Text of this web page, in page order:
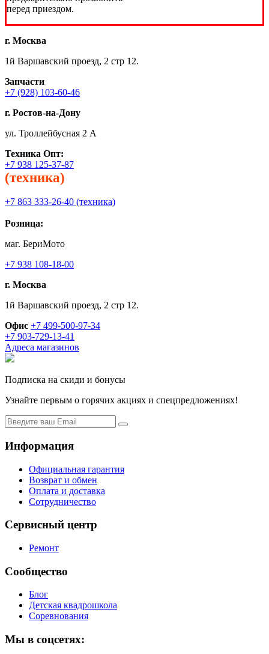
перед приездом.
г. Москва
1й Варшавский проезд, 2 стр 12.
Запчасти
+7 (928) 103-60-46
г. Ростов-на-Дону
ул. Троллейбусная 2 А
Техника Опт:
+7 938 125-37-87
(техника)
+7 863 333-26-40 (техника)
Розница:
маг. БериМото
+7 938 108-18-00
г. Москва
1й Варшавский проезд, 2 стр 12.
Офис +7 499-500-97-34
+7 903-729-13-41
Адреса магазинов
Подписка на скиди и бонусы
Узнайте первым о горячих акциях и спецпредложениях!
Информация
Официальная гарантия
Возврат и обмен
Оплата и доставка
Сотрудничество
Сервисный центр
Ремонт
Сообщество
Блог
Детская квадрошкола
Соревнования
Мы в соцсетях: